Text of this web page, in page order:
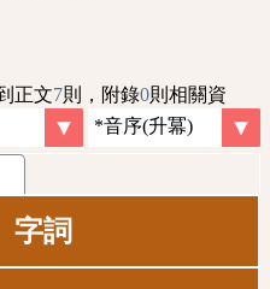
正文7則，附錄0則相關資
字詞